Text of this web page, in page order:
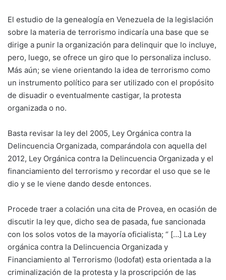
El estudio de la genealogía en Venezuela de la legislación
sobre la materia de terrorismo indicaría una base que se
dirige a punir la organización para delinquir que lo incluye,
pero, luego, se ofrece un giro que lo personaliza incluso.
Más aún; se viene orientando la idea de terrorismo como
un instrumento político para ser utilizado con el propósito
de disuadir o eventualmente castigar, la protesta
organizada o no.
Basta revisar la ley del 2005, Ley Orgánica contra la
Delincuencia Organizada, comparándola con aquella del
2012, Ley Orgánica contra la Delincuencia Organizada y el
financiamiento del terrorismo y recordar el uso que se le
dio y se le viene dando desde entonces.
Procede traer a colación una cita de Provea, en ocasión de
discutir la ley que, dicho sea de pasada, fue sancionada
con los solos votos de la mayoría oficialista; “ […] La Ley
orgánica contra la Delincuencia Organizada y
Financiamiento al Terrorismo (lodofat) esta orientada a la
criminalización de la protesta y la proscripción de las